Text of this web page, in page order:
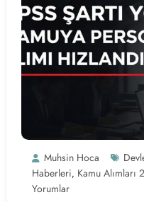
Muhsin Hoca
Haberleri, Kamu Alımları
Yorumlar